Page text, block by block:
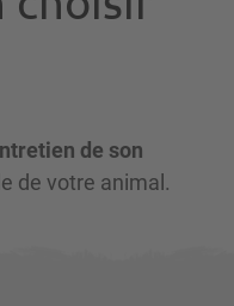
de son
de votre animal.